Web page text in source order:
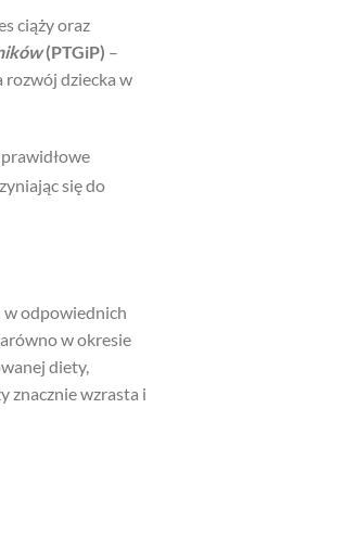
ciąży oraz
(PTGiP) –
rozwój dziecka w
się do
w odpowiednich
w okresie
diety,
znacznie wzrasta i